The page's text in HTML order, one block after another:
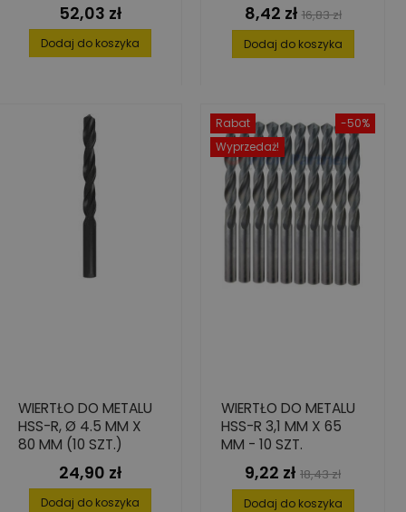
Cena
52,03 zł
Dodaj do koszyka
Cena
8,42 zł Cena
podstawowa
16,83 zł
Dodaj do koszyka
WIERTŁO DO METALU
HSS-R, Ø 4.5 MM X
80 MM (10 SZT.)
Cena
24,90 zł
Dodaj do koszyka
-50%
Rabat
Wyprzedaż!
WIERTŁO DO METALU
HSS-R 3,1 MM X 65
MM - 10 SZT.
Cena
9,22 zł Cena
podstawowa
18,43 zł
Dodaj do koszyka